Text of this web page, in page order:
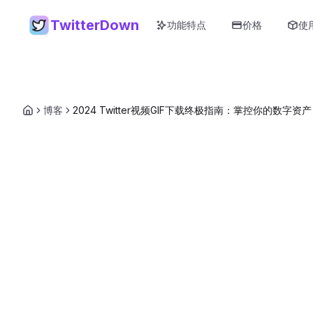
TwitterDown 功能特点 价格 使
博客 2024 Twitter视频GIF下载终极指南：掌控你的数字资产